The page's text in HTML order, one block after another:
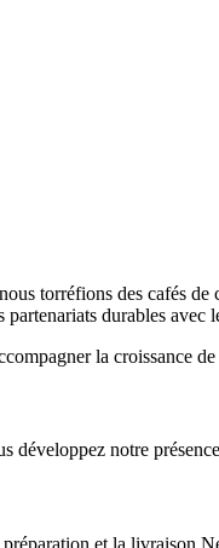
torréfions des cafés
durables avec
la croissance
développez notre
préparation et la